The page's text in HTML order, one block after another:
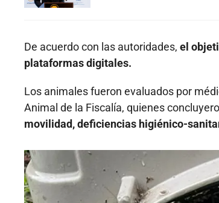
De acuerdo con las autoridades, el
plataformas digitales.
Los animales fueron evaluados por
Animal de la Fiscalía, quienes
movilidad, deficiencias higiénico-